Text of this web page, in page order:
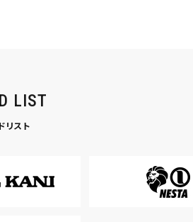
LIST
リスト